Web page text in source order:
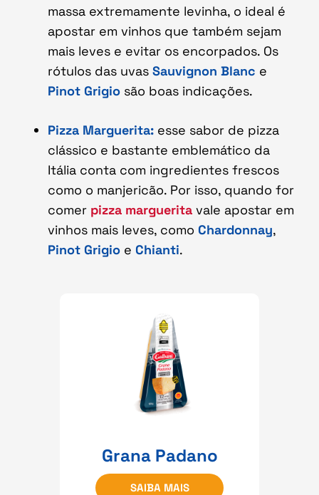
massa extremamente levinha, o ideal é
apostar em vinhos que também sejam
mais leves e evitar os encorpados. Os
rótulos das uvasSauvignon Blanc e
Pinot Grigio são boas indicações.
Pizza Marguerita: esse sabor de pizza
clássico e bastante emblemático da
Itália conta com ingredientes frescos
como o manjericão. Por isso, quando for
comer pizza marguerita vale apostar em
vinhos mais leves, como Chardonnay,
Pinot Grigio e Chianti.
Grana Padano
SAIBA MAIS